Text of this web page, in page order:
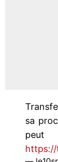
sa
https://